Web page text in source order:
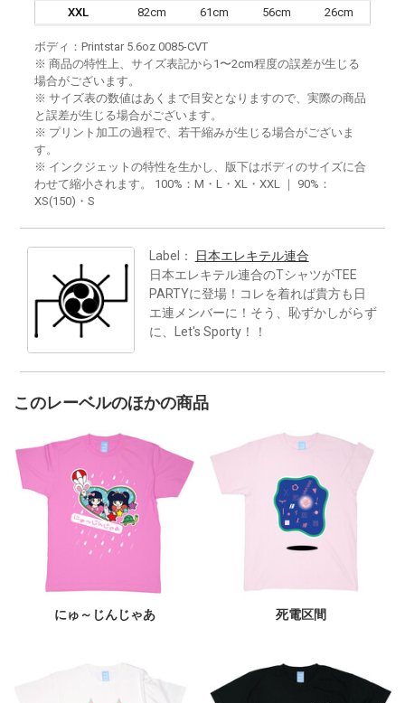
XXL 82cm 61cm 56cm 26cm
ボディ：Printstar 5.6oz 0085-CVT
※ 商品の特性上、サイズ表記から1〜2cm程度の誤差が生じる
場合がございます。
※ サイズ表の数値はあくまで目安となりますので、実際の商品
と誤差が生じる場合がございます。
※ プリント加工の過程で、若干縮みが生じる場合がございま
す。
※ インクジェットの特性を生かし、版下はボディのサイズに合
わせて縮小されます。 100%：M・L・XL・XXL ｜ 90%：
XS(150)・S
Label：
日本エレキテル連合
日本エレキテル連合のTシャツがTEE
PARTYに登場！コレを着れば貴方も日
エ連メンバーに！そう、恥ずかしがらず
に、Let's Sporty！！
このレーベルのほかの商品
にゅ～じんじゃあ 死電区間